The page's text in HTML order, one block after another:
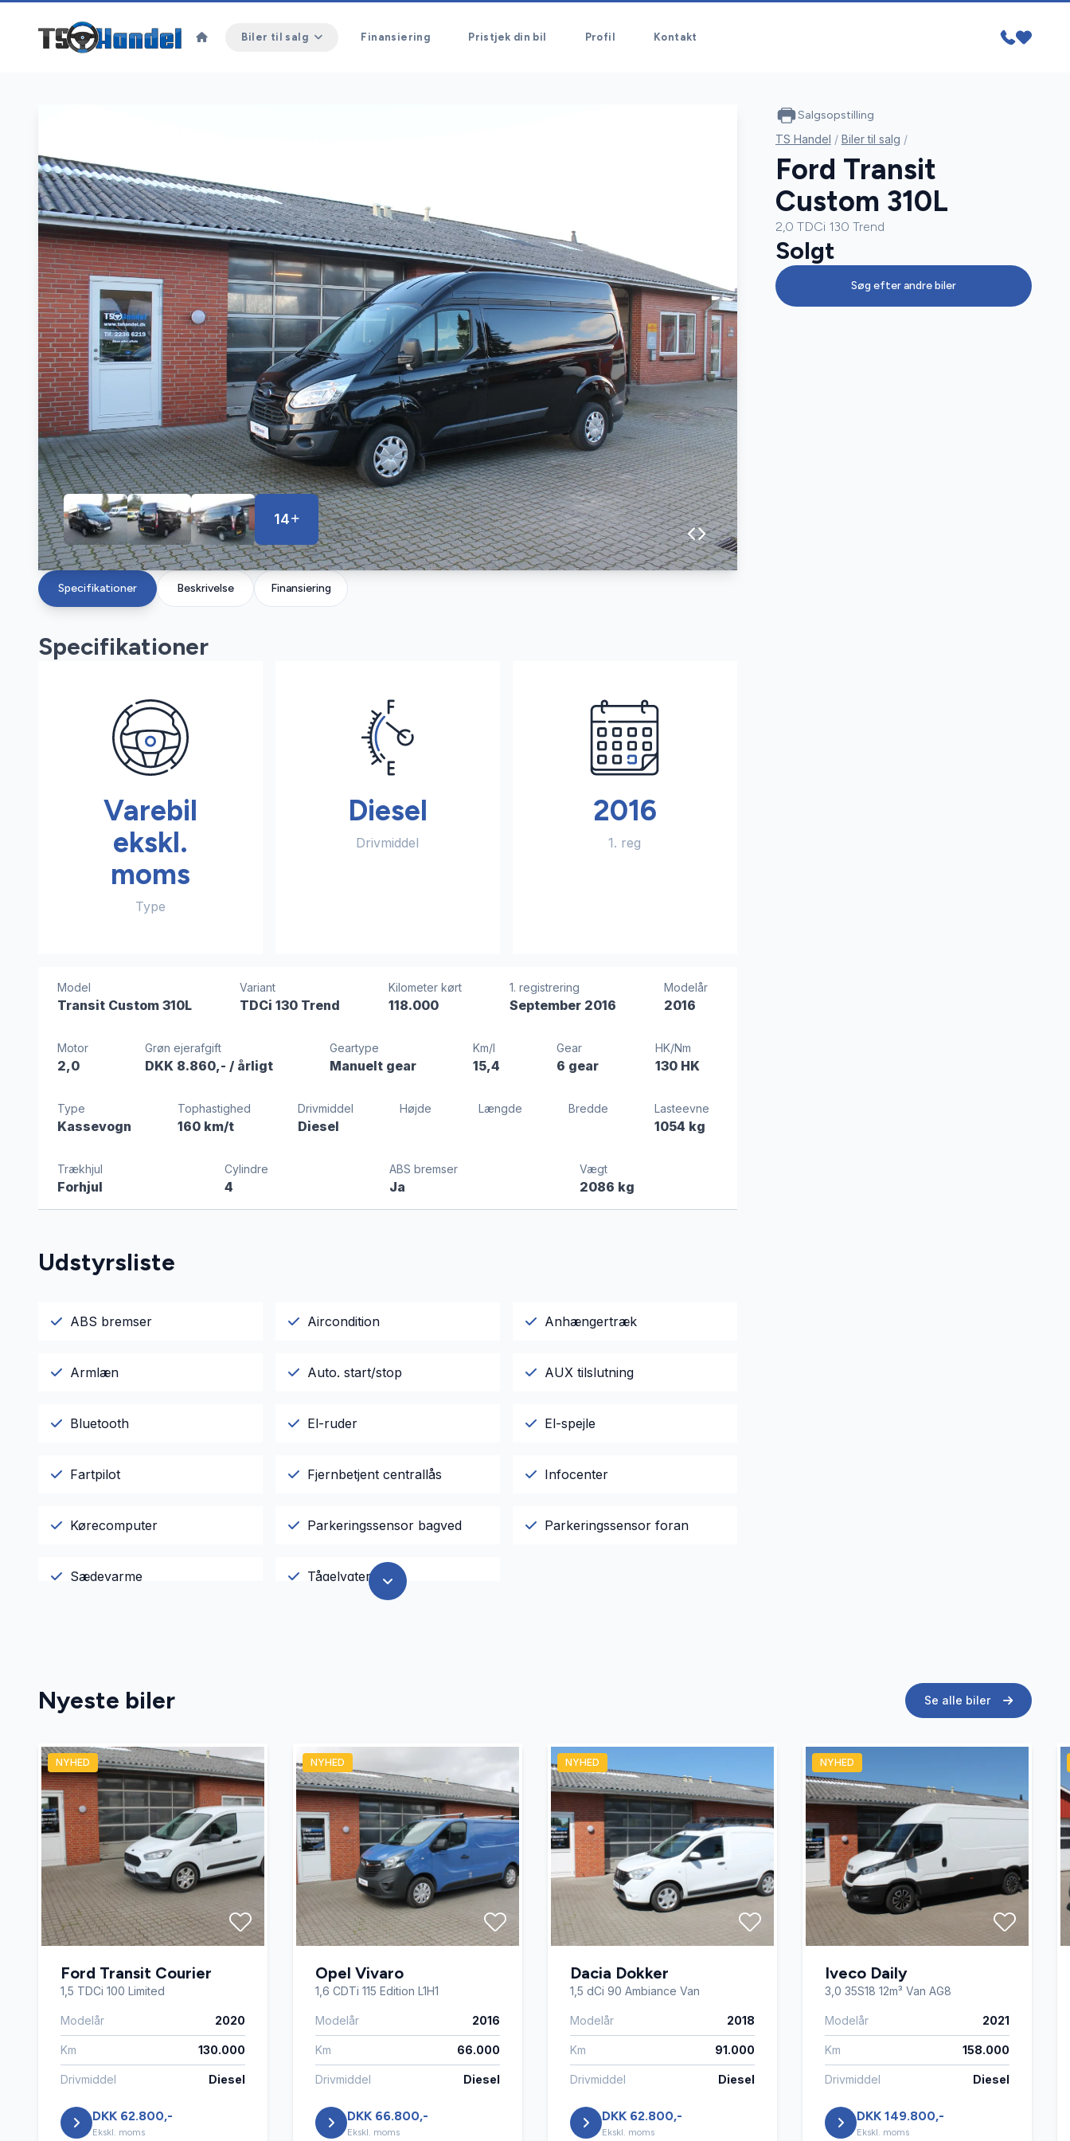
Biler til salg Finansiering Pristjek din bil Profil Kontakt
14
Specifikationer Beskrivelse Finansiering
Specifikationer
Varebil
ekskl.
moms
Type
Diesel
Drivmiddel
2016
1. reg
Model
Transit Custom 310L
Variant
TDCi 130 Trend
Kilometer kørt
118.000
1. registrering
September 2016
Modelår
2016
Motor
2,0
Grøn ejerafgift
DKK 8.860,- / årligt
Geartype
Manuelt gear
Km/l
15,4
Gear
6 gear
HK/Nm
130 HK
Type
Kassevogn
Tophastighed
160 km/t
Drivmiddel
Diesel
Højde Længde Bredde Lasteevne
1054 kg
Trækhjul
Forhjul
Cylindre
4
ABS bremser
Ja
Vægt
2086 kg
Udstyrsliste
ABS bremser Aircondition Anhængertræk
Armlæn Auto. start/stop AUX tilslutning
Bluetooth El-ruder El-spejle
Fartpilot Fjernbetjent centrallås Infocenter
Kørecomputer Parkeringssensor bagved Parkeringssensor foran
Sædevarme Tågelygter
Salgsopstilling
TS Handel / Biler til salg /
Ford Transit
Custom 310L
2,0 TDCi 130 Trend
Solgt
Søg efter andre biler
Nyeste biler Se alle biler
NYHED
Ford Transit Courier
1,5 TDCi 100 Limited
Modelår 2020
Km 130.000
Drivmiddel Diesel
DKK 62.800,-
Ekskl. moms
NYHED
Opel Vivaro
1,6 CDTi 115 Edition L1H1
Modelår 2016
Km 66.000
Drivmiddel Diesel
DKK 66.800,-
Ekskl. moms
NYHED
Dacia Dokker
1,5 dCi 90 Ambiance Van
Modelår 2018
Km 91.000
Drivmiddel Diesel
DKK 62.800,-
Ekskl. moms
NYHED
Iveco Daily
3,0 35S18 12m³ Van AG8
Modelår 2021
Km 158.000
Drivmiddel Diesel
DKK 149.800,-
Ekskl. moms